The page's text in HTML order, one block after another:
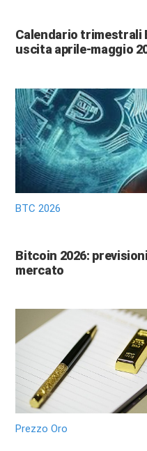
Calendario trimestrali
uscita aprile-maggio
BTC 2026
Bitcoin 2026:
mercato
Prezzo Oro